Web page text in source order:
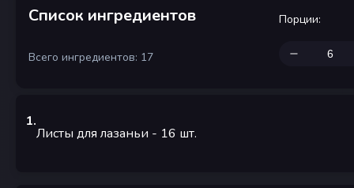
Список ингредиентов
Всего ингредиентов: 17
Порции:
1.
Листы для лазаньи - 16 шт.